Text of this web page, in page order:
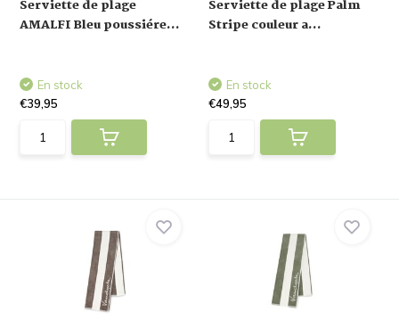
Serviette de plage
AMALFI Bleu poussiére...
En stock
€39,95
Serviette de plage Palm
Stripe couleur a...
En stock
€49,95